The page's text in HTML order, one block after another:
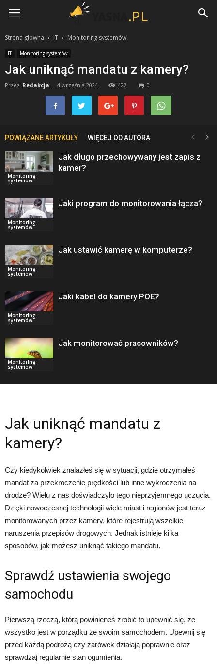
Yasna.pl
Strona główna IT Monitoring systemów
IT Monitoring systemów
Jak uniknąć mandatu z kamery?
Przez Redakcja - 4 września 2024 427 0
POWIĄZANE ARTYKUŁY WIĘCEJ OD AUTORA
Monitoring
systemów
Jak długo przechowywany jest zapis z
kamer?
Monitoring
systemów
Jaki program do monitorowania łącza?
Monitoring
systemów
Jak ustawić kamerę w komputerze?
Monitoring
systemów
Jaki kabel do kamery POE?
Monitoring
systemów
Jak monitorować pracowników?
Jak uniknąć mandatu z
kamery?
Czy kiedykolwiek znalazłeś się w sytuacji, gdzie otrzymałeś
mandat za przekroczenie prędkości lub inne wykroczenia na
drodze? Wielu z nas doświadczyło tego nieprzyjemnego uczucia.
Dzięki nowoczesnej technologii wiele miast i regionów jest teraz
monitorowanych przez kamery, które rejestrują wszelkie
naruszenia przepisów drogowych. Jednak istnieje kilka
sposobów, jak możesz uniknąć takiego mandatu.
Sprawdź ustawienia swojego
samochodu
Pierwszą rzeczą, którą powinieneś zrobić to upewnić się, że
wszystko jest w porządku ze swoim samochodem. Upewnij się
przed każdą podróżą czy żarówek działają poprawnie oraz
sprawdzaj regularnie stan ogumienia.